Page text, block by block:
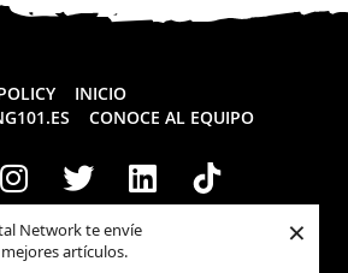
Network te envíe
artículos.
×
INICIO
CONOCE AL EQUIPO
reservadosRealgaming.es